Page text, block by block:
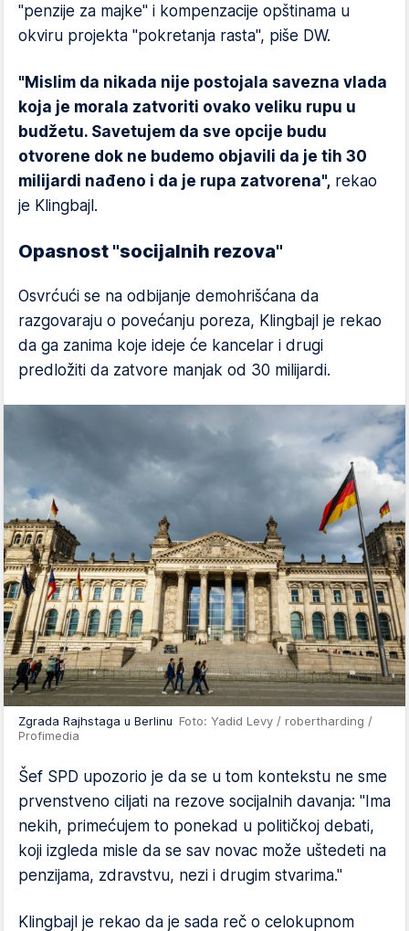
"penzije za majke" i kompenzacije opštinama u
okviru projekta "pokretanja rasta", piše DW.
"Mislim da nikada nije postojala savezna vlada
koja je morala zatvoriti ovako veliku rupu u
budžetu. Savetujem da sve opcije budu
otvorene dok ne budemo objavili da je tih 30
milijardi nađeno i da je rupa zatvorena", rekao
je Klingbajl.
Opasnost "socijalnih rezova"
Osvrćući se na odbijanje demohrišćana da
razgovaraju o povećanju poreza, Klingbajl je rekao
da ga zanima koje ideje će kancelar i drugi
predložiti da zatvore manjak od 30 milijardi.
Zgrada Rajhstaga u Berlinu Foto: Yadid Levy / robertharding /
Profimedia
Šef SPD upozorio je da se u tom kontekstu ne sme
prvenstveno ciljati na rezove socijalnih davanja: "Ima
nekih, primećujem to ponekad u političkoj debati,
koji izgleda misle da se sav novac može uštedeti na
penzijama, zdravstvu, nezi i drugim stvarima."
Klingbajl je rekao da je sada reč o celokupnom